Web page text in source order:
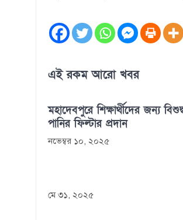
এই রকম আরো খবর
মহাদেবপুরে শিক্ষার্থীদের জন্য
পানির ফিল্টার প্রদান
নভেম্বর ১০, ২০২৫
মে ৩১, ২০২৫